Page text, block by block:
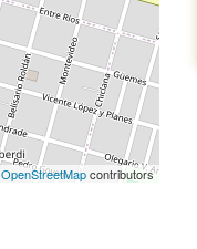
OpenStreetMapcontributors